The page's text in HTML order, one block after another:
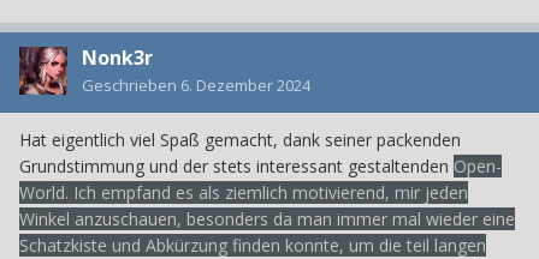
Nonk3r
Geschrieben 6. Dezember 2024
Hat eigentlich viel Spaß gemacht, dank seiner packenden
Grundstimmung und der stets interessant gestaltenden Open-
World. Ich empfand es als ziemlich motivierend, mir jeden
Winkel anzuschauen, besonders da man immer mal wieder eine
Schatzkiste und Abkürzung finden konnte, um die teil langen